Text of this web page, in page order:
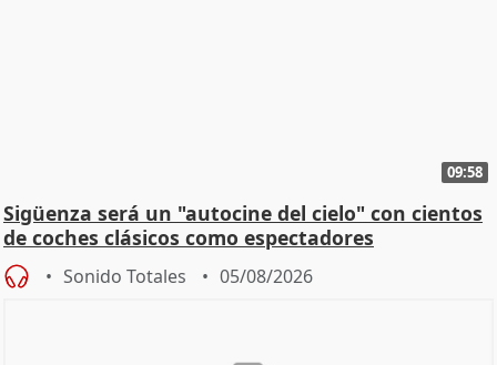
09:58
Sigüenza será un "autocine del cielo" con cientos
de coches clásicos como espectadores
Sonido Totales 05/08/2026